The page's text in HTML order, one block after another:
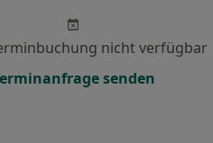
nicht verfügbar
senden